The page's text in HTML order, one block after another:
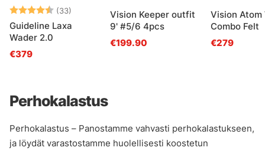
Arvio: (33)
4.6 5:sta tähdestä
Guideline Laxa
Wader 2.0
€379
Vision Keeper outfit
9' #5/6 4pcs
€199.90
Vision Atom
Combo Felt
€279
Perhokalastus
Perhokalastus – Panostamme vahvasti perhokalastukseen,
ja löydät varastostamme huolellisesti koostetun